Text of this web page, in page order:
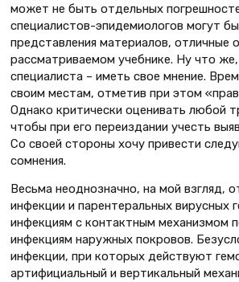
может не быть отдельных
специалистов-эпидемиологов могут
представления материалов, отличные
рассматриваемом учебнике. Ну что
специалиста – иметь свое мнение.
своим местам, отметив при этом
Однако критически оценивать любой
чтобы при его переиздании учесть
Со своей стороны хочу привести
сомнения.
Весьма неоднозначно, на мой взгляд,
инфекции и парентеральных вирусных
инфекциям с контактным механизмом
инфекциям наружных покровов.
инфекции, при которых действуют
артифициальный и вертикальный